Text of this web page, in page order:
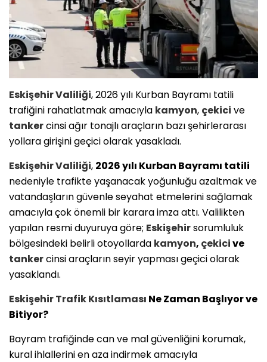
EskişehirValiliği, 2026 yılı Kurban Bayramı tatili
trafiğini rahatlatmak amacıyla kamyon, çekici ve
tankercinsi ağır tonajlı araçların bazı şehirlerarası
yollara girişini geçici olarak yasakladı.
EskişehirValiliği, 2026 yılı Kurban Bayramı tatili
nedeniyle trafikte yaşanacak yoğunluğu azaltmak ve
vatandaşların güvenle seyahat etmelerini sağlamak
amacıyla çok önemli bir karara imza attı. Valilikten
yapılan resmi duyuruya göre; Eskişehirsorumluluk
bölgesindeki belirli otoyollarda kamyon, çekicive
tankercinsi araçların seyir yapması geçici olarak
yasaklandı.
EskişehirTrafik Kısıtlaması Ne Zaman Başlıyor ve
Bitiyor?
Bayram trafiğinde can ve mal güvenliğini korumak,
kural ihlallerini en aza indirmek amacıyla